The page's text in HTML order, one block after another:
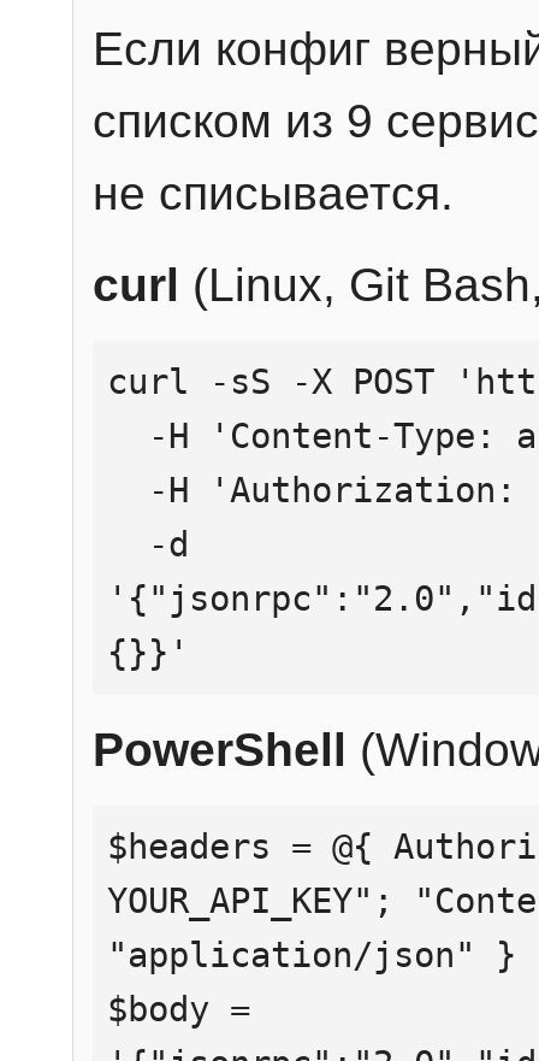
Если конфиг
списком из 9
не списывается.
curl (Linux, Git
curl -sS -X POST
{}}'
PowerShell
$headers = @{
YOUR_API_KEY";
"application/json" }
$body =